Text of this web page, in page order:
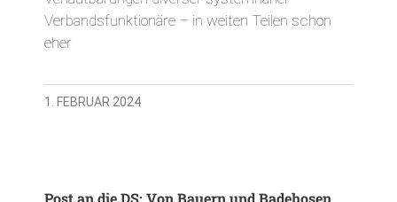
Verbandsfunktionäre – in weiten Teilen schon
eher
1. FEBRUAR 2024
Post an die DS: Von Bauern und Badehosen